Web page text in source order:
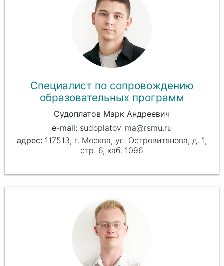
Специалист по сопровождению
образовательных программ
Судоплатов Марк Андреевич
sudoplatov_ma@rsmu.ru
117513, г. Москва, ул. Островитянова, д. 1,
стр. 6, каб. 1096